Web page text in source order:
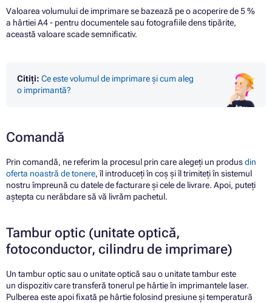
Valoarea volumului de imprimare se bazează pe o acoperire de 5 %
a hârtiei A4 - pentru documentele sau fotografiile dens tipărite,
această valoare scade semnificativ.
Citiți: Ce este volumul de imprimare și cum aleg
o imprimantă?
Comandă
Prin comandă, ne referim la procesul prin care alegeți un produsdin
oferta noastră de tonere, îl introduceți în coș și îl trimiteți în sistemul
nostru împreună cu datele de facturare și cele de livrare. Apoi, puteți
aștepta cu nerăbdare să vă livrăm pachetul.
Tambur optic (unitate optică,
fotoconductor, cilindru de imprimare)
Un tambur optic sau o unitate optică sau o unitate tambur este
un dispozitiv care transferă tonerul pe hârtie în imprimantele laser.
Pulberea este apoi fixată pe hârtie folosind presiune și temperatură